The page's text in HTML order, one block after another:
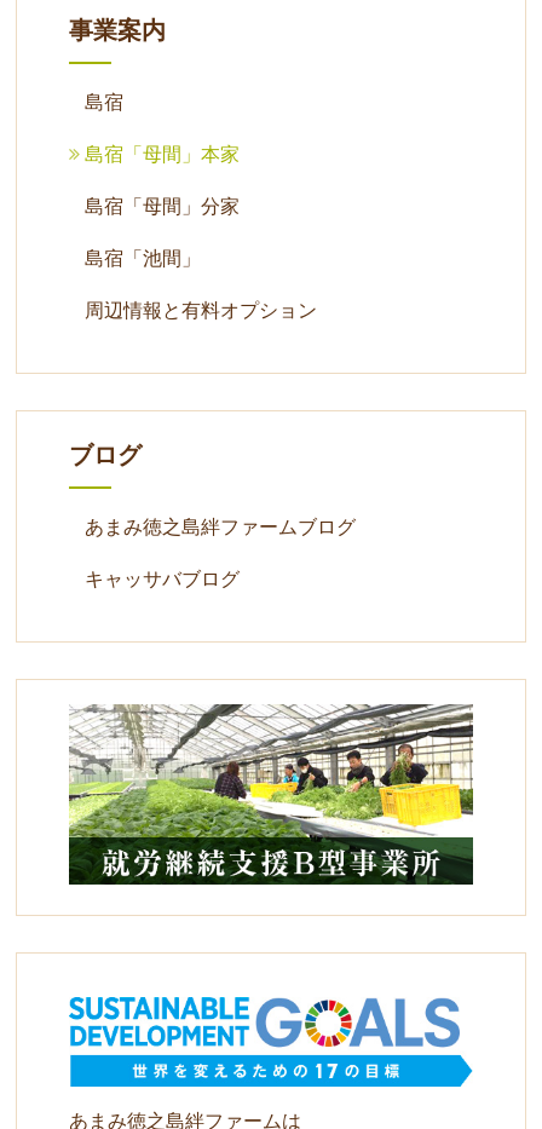
事業案内
島宿
島宿「母間」本家
島宿「母間」分家
島宿「池間」
周辺情報と有料オプション
ブログ
あまみ徳之島絆ファームブログ
キャッサバブログ
あまみ徳之島絆ファームは